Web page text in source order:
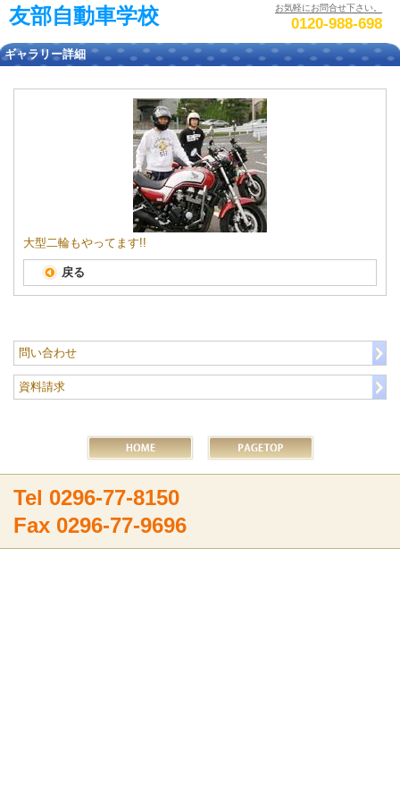
友部自動車学校 お気軽にお問合せ下さい。
0120-988-698
ギャラリー詳細
大型二輪もやってます!!
戻る
問い合わせ
資料請求
Tel 0296-77-8150
Fax 0296-77-9696